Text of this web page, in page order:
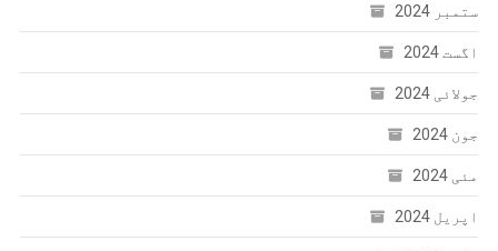
ستمبر 2024
اگست 2024
جولائی 2024
جون 2024
مئی 2024
اپریل 2024